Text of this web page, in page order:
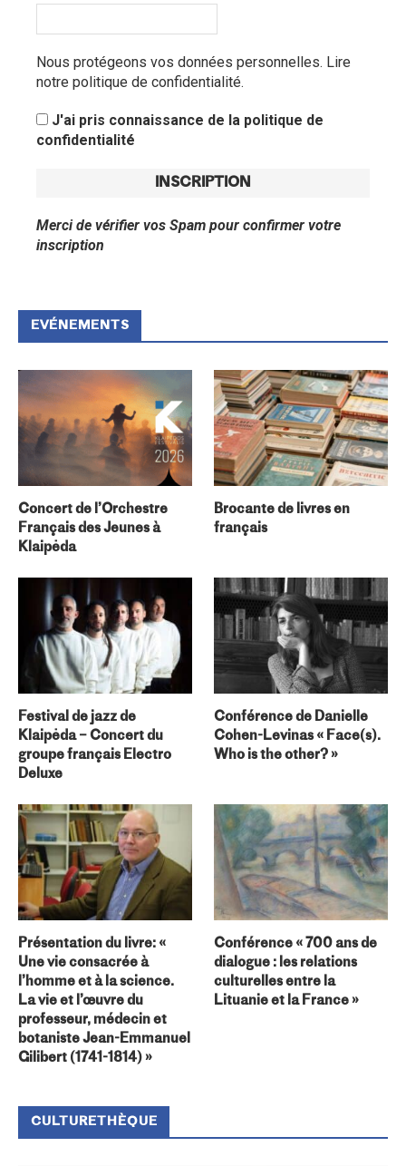
Nous protégeons vos données personnelles. Lire
notre politique de confidentialité.
J'ai pris connaissance de la politique de
confidentialité
Merci de vérifier vos Spam pour confirmer votre
inscription
EVÉNEMENTS
Concert de l’Orchestre
Français des Jeunes à
Klaipėda
Brocante de livres en
français
Festival de jazz de
Klaipėda – Concert du
groupe français Electro
Deluxe
Conférence de Danielle
Cohen-Levinas « Face(s).
Who is the other? »
Présentation du livre: «
Une vie consacrée à
l’homme et à la science.
La vie et l’œuvre du
professeur, médecin et
botaniste Jean-Emmanuel
Gilibert (1741-1814) »
Conférence « 700 ans de
dialogue : les relations
culturelles entre la
Lituanie et la France »
CULTURETHÈQUE